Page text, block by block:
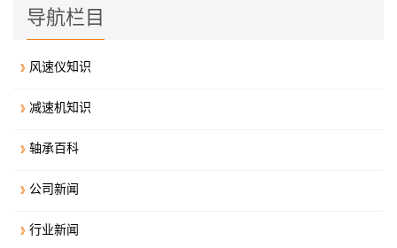
导航栏目
风速仪知识
减速机知识
轴承百科
公司新闻
行业新闻